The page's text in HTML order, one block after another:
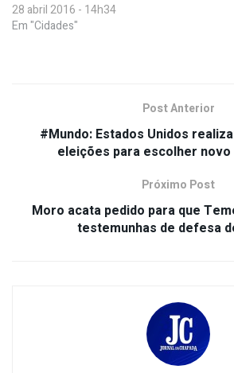
28 abril 2016 - 14h34
Em "Cidades"
Post Anterior
#Mundo: Estados Unidos
eleições para escolher
Próximo Post
Moro acata pedido para que
testemunhas de defesa